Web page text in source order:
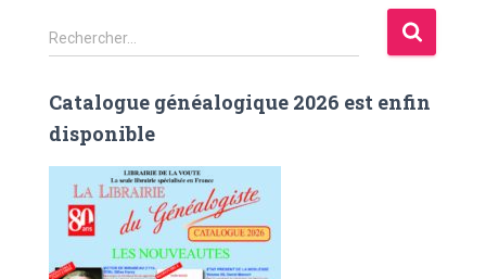
R
e
h
e
Rechercher…
Catalogue généalogique 2026 est enfin
disponible